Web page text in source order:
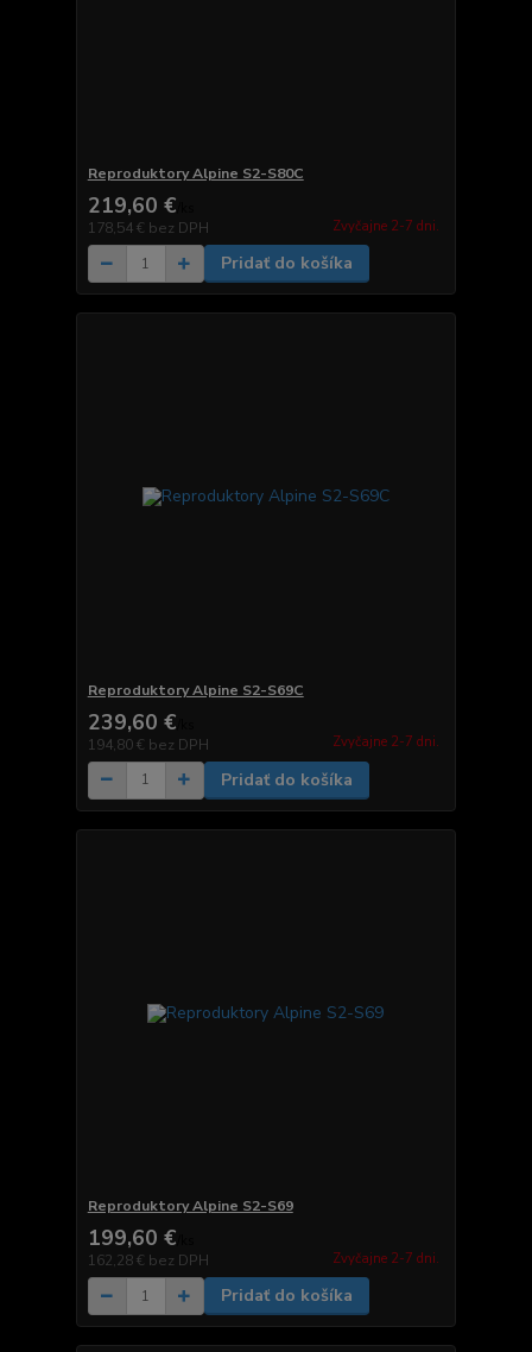
Reproduktory Alpine S2-S80C
219,60 €
178,54 € bez DPH Zvyčajne 2-7 dni.
Pridať do košíka
Reproduktory Alpine S2-S69C
239,60 €
194,80 € bez DPH Zvyčajne 2-7 dni.
Pridať do košíka
Reproduktory Alpine S2-S69
199,60 €
162,28 € bez DPH Zvyčajne 2-7 dni.
Pridať do košíka